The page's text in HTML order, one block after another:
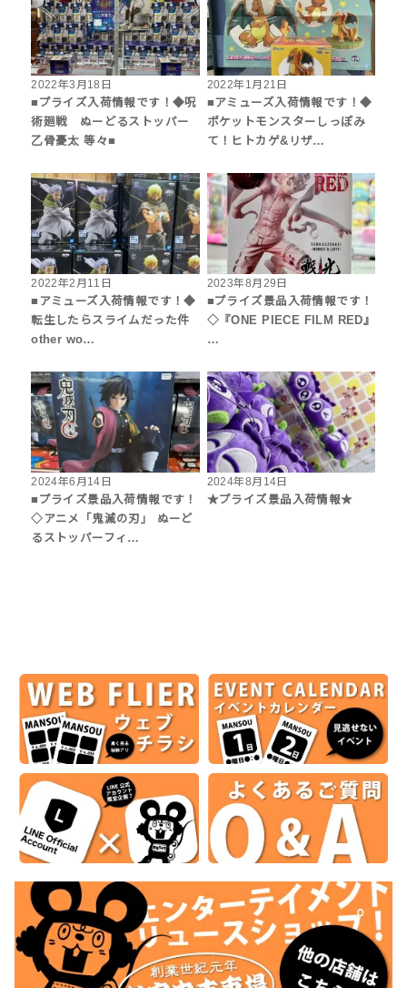
2022年3月18日
■プライズ入荷情報です！◆呪
術廻戦 ぬーどるストッパー
乙骨憂太 等々■
2022年1月21日
■アミューズ入荷情報です！◆
ポケットモンスターしっぽみ
て！ヒトカゲ&リザ…
2022年2月11日
■アミューズ入荷情報です！◆
転生したらスライムだった件
other wo…
2023年8月29日
■プライズ景品入荷情報です！
◇『ONE PIECE FILM RED』
…
2024年6月14日
■プライズ景品入荷情報です！
◇アニメ「鬼滅の刃」 ぬーど
るストッパーフィ…
2024年8月14日
★プライズ景品入荷情報★